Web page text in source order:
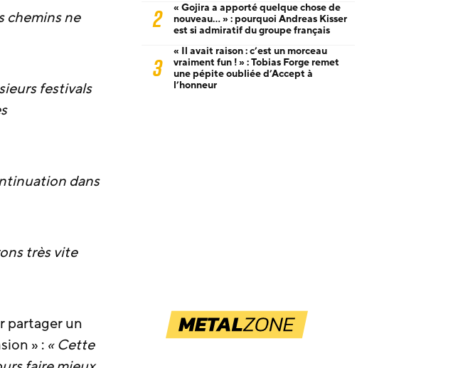
chemins ne
festivals
dans
très vite
partager un
» : « Cette
2
« Gojira a apporté quelque chose de
nouveau… » : pourquoi Andreas Kisser
est si admiratif du groupe français
3
« Il avait raison : c’est un morceau
vraiment fun ! » : Tobias Forge remet
une pépite oubliée d’Accept à
l’honneur